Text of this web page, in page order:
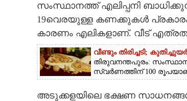
CARTOONS
LITERATURE
CONTACT US
സംസ്ഥാനത്ത് എലിപ്പനി
19വെരയുള്ള കണക്കുകൾ പ്രകാരം
കാരണം എലികളാണ്. വീട്
വീണ്ടും തിരിച്ചടി;
തിരുവനന്തപുരം:
സ്വർണത്തിന് 100 രൂപയാണ്
അടുക്കളയിലെ ഭക്ഷണ സാധനങ്ങൾ